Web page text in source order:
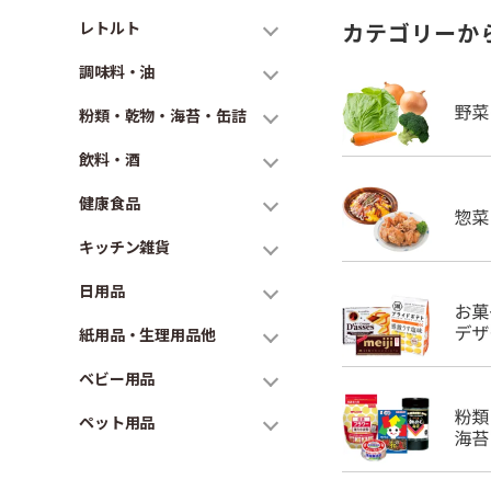
レトルト
調味料・油
粉類・乾物・海苔・缶詰
飲料・酒
健康食品
キッチン雑貨
日用品
紙用品・生理用品他
ベビー用品
ペット用品
カテゴリーか